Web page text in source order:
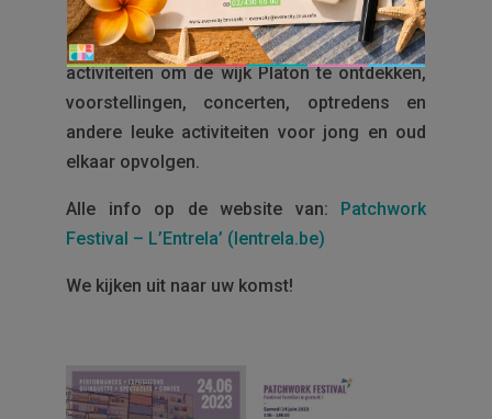
Gedurende de hele middag zullen creatieve
workshops, animaties, buitenspelen,
activiteiten om de wijk Platon te ontdekken,
voorstellingen, concerten, optredens en
andere leuke activiteiten voor jong en oud
elkaar opvolgen.
Alle info op de website van:
Patchwork
Festival – L’Entrela’ (lentrela.be)
We kijken uit naar uw komst!